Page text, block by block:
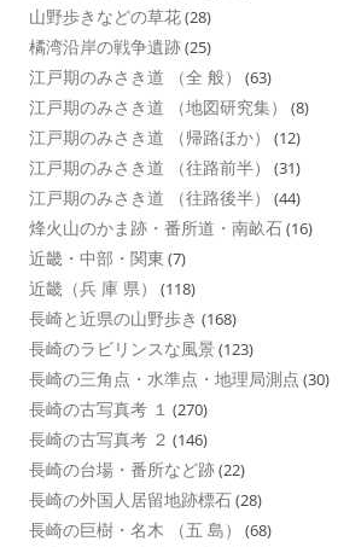
山野歩きなどの草花(28)
橘湾沿岸の戦争遺跡(25)
江戸期のみさき道 （全 般） (63)
江戸期のみさき道 （地図研究集） (8)
江戸期のみさき道 （帰路ほか） (12)
江戸期のみさき道 （往路前半） (31)
江戸期のみさき道 （往路後半） (44)
烽火山のかま跡・番所道・南畝石(16)
近畿・中部・関東 (7)
近畿（兵 庫 県） (118)
長崎と近県の山野歩き (168)
長崎のラビリンスな風景 (123)
長崎の三角点・水準点・地理局測点 (30)
長崎の古写真考 １ (270)
長崎の古写真考 ２ (146)
長崎の台場・番所など跡(22)
長崎の外国人居留地跡標石(28)
長崎の巨樹・名木 （五 島） (68)